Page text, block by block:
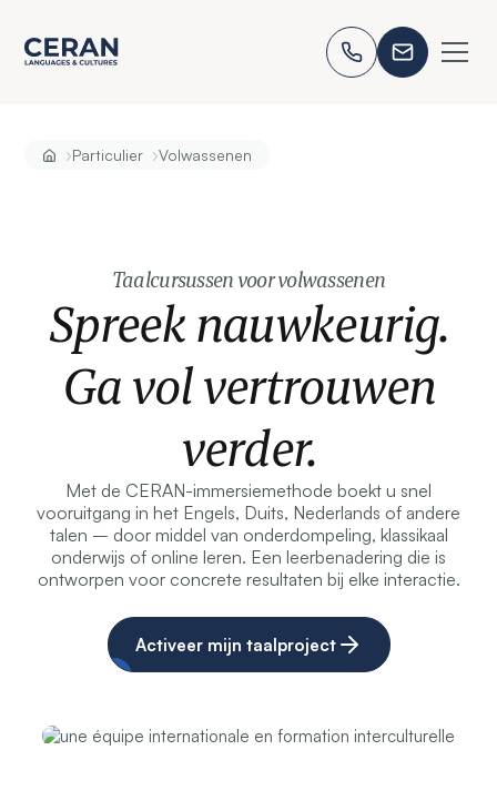
›Particulier ›Volwassenen
Taalcursussen voor volwassenen
Spreek nauwkeurig.
Ga vol vertrouwen
verder.
Met de CERAN-immersiemethode boekt u snel
vooruitgang in het Engels, Duits, Nederlands of andere
talen – door middel van onderdompeling, klassikaal
onderwijs of online leren. Een leerbenadering die is
ontworpen voor concrete resultaten bij elke interactie.
Activeer mijn taalproject